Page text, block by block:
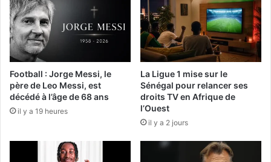
Football : Jorge Messi, le
père de Leo Messi, est
décédé à l’âge de 68 ans
il y a 19 heures
La Ligue 1 mise sur le
Sénégal pour relancer ses
droits TV en Afrique de
l’Ouest
il y a 2 jours